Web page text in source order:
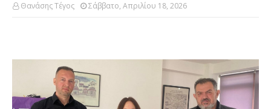
Θανάσης Τέγος Σάββατο, Απριλίου 18, 2026